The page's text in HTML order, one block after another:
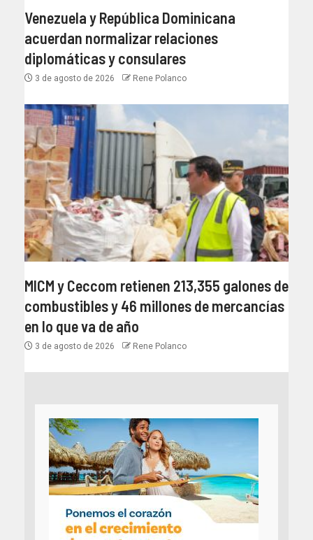
Venezuela y República Dominicana
acuerdan normalizar relaciones
diplomáticas y consulares
3 de agosto de 2026 Rene Polanco
MICM y Ceccom retienen 213,355 galones de
combustibles y 46 millones de mercancías
en lo que va de año
3 de agosto de 2026 Rene Polanco